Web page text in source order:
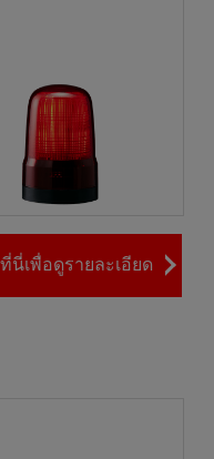
นี่เพื่อดูรายละเอียด